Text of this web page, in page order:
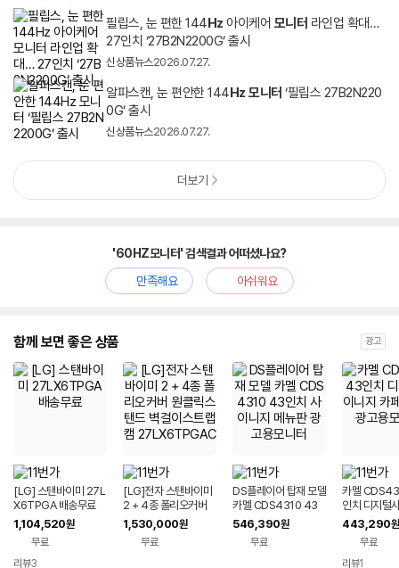
필립스, 눈 편한 144Hz 아이케어 모니터 라인업 확대…
27인치 ‘27B2N2200G’ 출시
신상품뉴스2026.07.27.
알파스캔, 눈 편안한 144Hz 모니터 ‘필립스 27B2N220
0G’ 출시
신상품뉴스2026.07.27.
더보기
'60HZ모니터' 검색결과 어떠셨나요?
만족해요
아쉬워요
함께 보면 좋은 상품 광고
[LG] 스탠바이미 27L
X6TPGA 배송무료
1,104,520원
무료
리뷰3
[LG]전자 스탠바이미
2 + 4종 폴리오커버
원클릭스탠드 벽걸이
스트랩 캠 27LX6TP
GAC
1,530,000원
무료
DS플레이어 탑재 모델
카멜 CDS4310 43
인치 사이니지 메뉴판
광고용모니터
546,390원
무료
카멜
인치 디지털
카페메뉴판
443,290원
무료
리뷰1